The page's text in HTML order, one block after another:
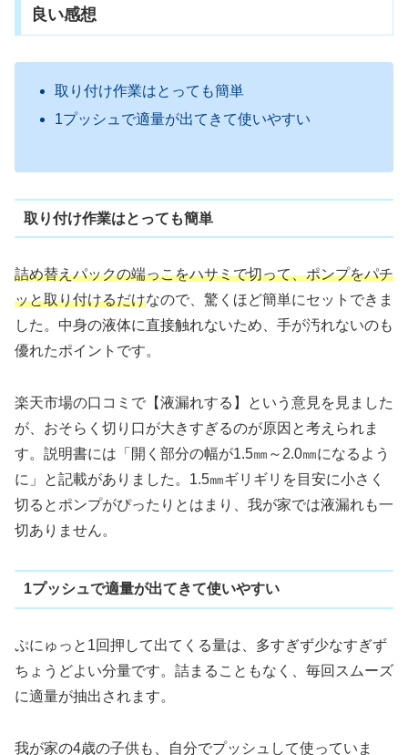
良い感想
取り付け作業はとっても簡単
1プッシュで適量が出てきて使いやすい
取り付け作業はとっても簡単
詰め替えパックの端っこをハサミで切って、ポンプをパチ
ッと取り付けるだけなので、驚くほど簡単にセットできま
した。中身の液体に直接触れないため、手が汚れないのも
優れたポイントです。
楽天市場の口コミで【液漏れする】という意見を見ました
が、おそらく切り口が大きすぎるのが原因と考えられま
す。説明書には「開く部分の幅が1.5㎜～2.0㎜になるよう
に」と記載がありました。1.5㎜ギリギリを目安に小さく
切るとポンプがぴったりとはまり、我が家では液漏れも一
切ありません。
1プッシュで適量が出てきて使いやすい
ぷにゅっと1回押して出てくる量は、多すぎず少なすぎず
ちょうどよい分量です。詰まることもなく、毎回スムーズ
に適量が抽出されます。
我が家の4歳の子供も、自分でプッシュして使っていま